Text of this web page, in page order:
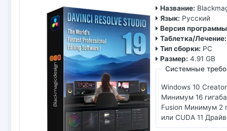
Название:
Язык: Русский
Версия
Таблетка/Лечение:
Тип сборки: PC
Размер: 4.91 GB
Системные
Windows 10
Минимум 16
Fusion Минимум 2
или CUDA 11